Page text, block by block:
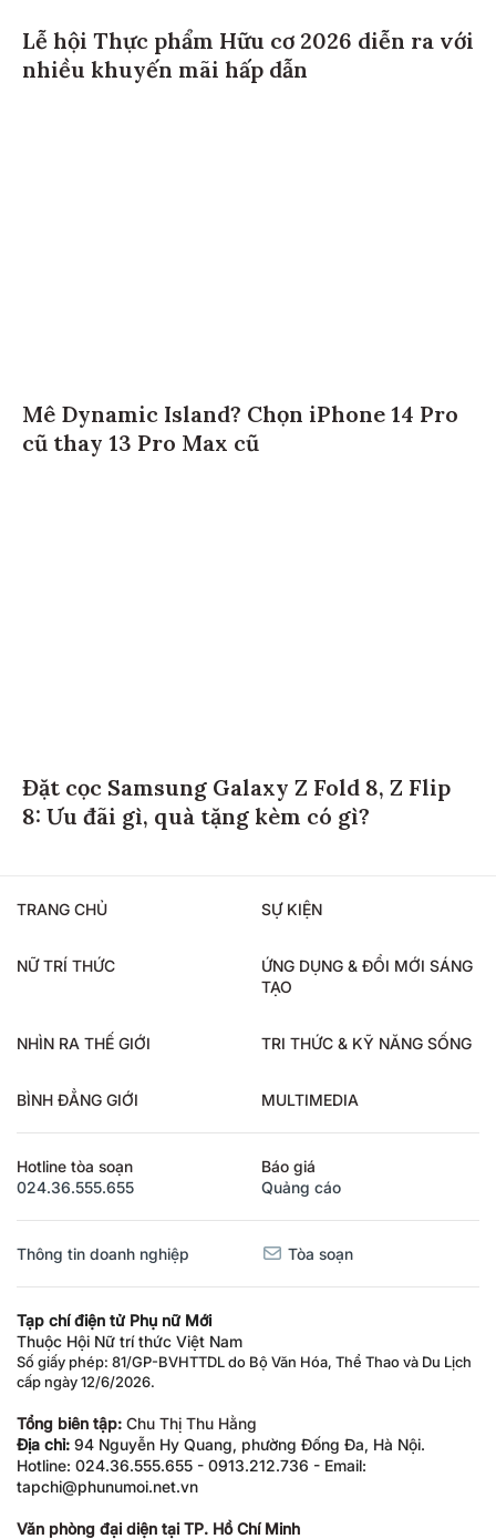
Lễ hội Thực phẩm Hữu cơ 2026 diễn ra với
nhiều khuyến mãi hấp dẫn
Mê Dynamic Island? Chọn iPhone 14 Pro
cũ thay 13 Pro Max cũ
Đặt cọc Samsung Galaxy Z Fold 8, Z Flip
8: Ưu đãi gì, quà tặng kèm có gì?
TRANG CHỦ SỰ KIỆN
NỮ TRÍ THỨC
ỨNG DỤNG & ĐỔI MỚI SÁNG
TẠO
NHÌN RA THẾ GIỚI TRI THỨC & KỸ NĂNG SỐNG
BÌNH ĐẲNG GIỚI MULTIMEDIA
Hotline tòa soạn
024.36.555.655
Báo giá
Quảng cáo
Thông tin doanh nghiệp Tòa soạn
Tạp chí điện tử Phụ nữ Mới
Thuộc Hội Nữ trí thức Việt Nam
Số giấy phép: 81/GP-BVHTTDL do Bộ Văn Hóa, Thể Thao và Du Lịch
cấp ngày 12/6/2026.
Tổng biên tập: Chu Thị Thu Hằng
Địa chỉ: 94 Nguyễn Hy Quang, phường Đống Đa, Hà Nội.
Hotline: 024.36.555.655 - 0913.212.736 - Email:
tapchi@phunumoi.net.vn
Văn phòng đại diện tại TP. Hồ Chí Minh